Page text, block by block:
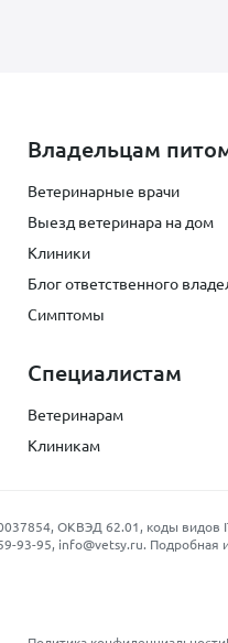
Владельцам
Ветеринарные врачи
Выезд ветеринара на дом
Клиники
Блог ответственного
Симптомы
Специалистам
Ветеринарам
Клиникам
ОКВЭД 62.01, коды видов
93-95, info@vetsy.ru. Подробная